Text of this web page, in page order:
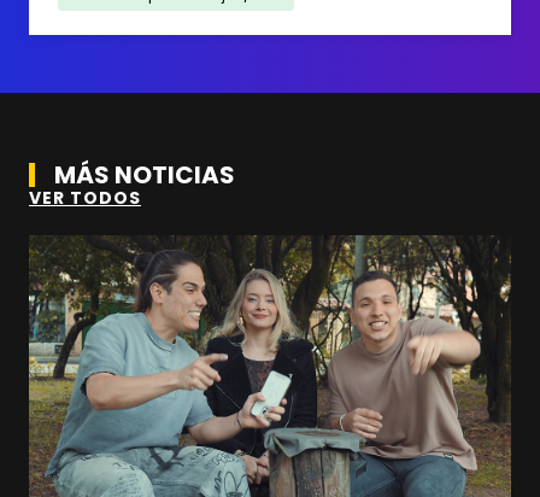
MÁS NOTICIAS
VER TODOS